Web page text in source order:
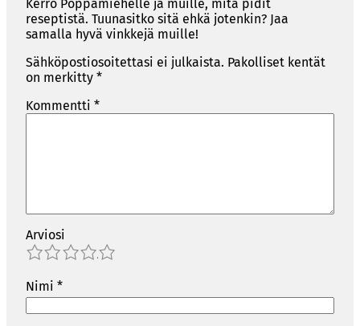
Kerro Poppamiehelle ja muille, mitä pidit
reseptistä. Tuunasitko sitä ehkä jotenkin? Jaa
samalla hyvä vinkkejä muille!
Sähköpostiosoitettasi ei julkaista. Pakolliset kentät
on merkitty *
Kommentti *
Arviosi
4
3
2
1
Nimi *